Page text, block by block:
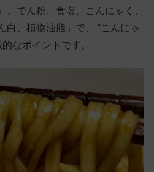
、でん粉、食塩、こんにゃく、
白、植物油脂」で、 “こんにゃ
なポイントです。